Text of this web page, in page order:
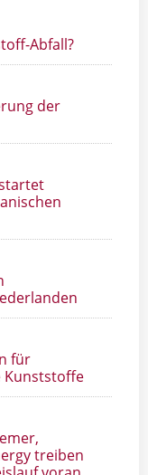
Abfall?
der
für
Kunststoffe
treiben